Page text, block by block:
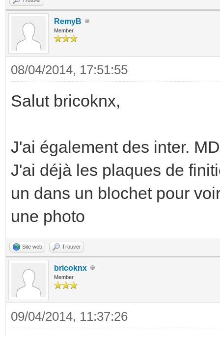
RemyB
Member
08/04/2014, 17:51:55
Salut bricoknx,
J'ai également des inter.
J'ai déjà les plaques de
un dans un blochet pour
une photo
Site web Trouver
bricoknx
Member
09/04/2014, 11:37:26